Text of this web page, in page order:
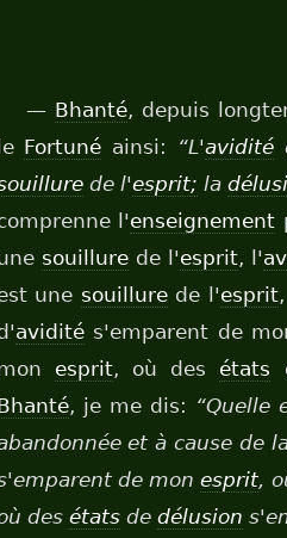
— Bhanté, depuis
le Fortuné ainsi: “L'avidité
de l'esprit; la
l'enseignement
souillurede l'esprit, l'
une souillurede l'esprit
avidités'emparent de
esprit, où des états
, je me dis: “Quelle
et à cause de
de monesprit,
des étatsde délusion